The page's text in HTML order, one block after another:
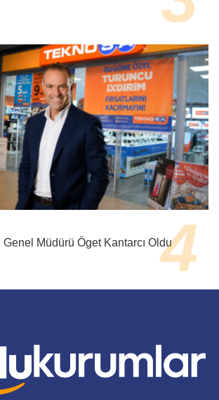
Genel Müdürü Öget Kantarcı Oldu